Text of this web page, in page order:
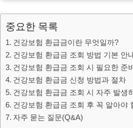
중요한 목록
건강보험 환급금이란 무엇일까?
건강보험 환급금 조회 방법 기본 안
건강보험 환급금 조회 시 필요한 준
건강보험 환급금 신청 방법과 절차
건강보험 환급금 조회 시 자주 발생
건강보험 환급금 조회 후 꼭 알아야
자주 묻는 질문(Q&A)